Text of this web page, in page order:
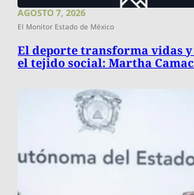
AGOSTO 7, 2026
El Monitor Estado de México
El deporte transforma vidas
el tejido social: Martha